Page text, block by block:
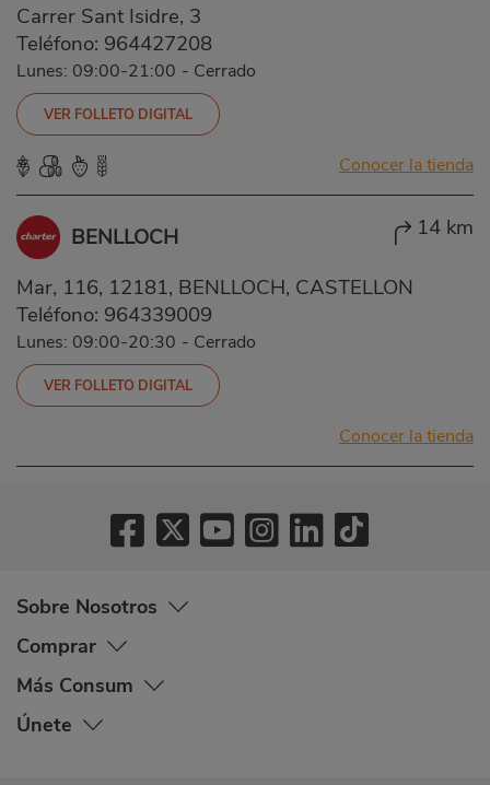
Carrer Sant Isidre, 3
Teléfono: 964427208
Lunes: 09:00-21:00 - Cerrado
VER FOLLETO DIGITAL
Conocer la tienda
BENLLOCH 14 km
Mar, 116, 12181, BENLLOCH, CASTELLON
Teléfono: 964339009
Lunes: 09:00-20:30 - Cerrado
VER FOLLETO DIGITAL
Conocer la tienda
Sobre Nosotros
Comprar
Más Consum
Únete